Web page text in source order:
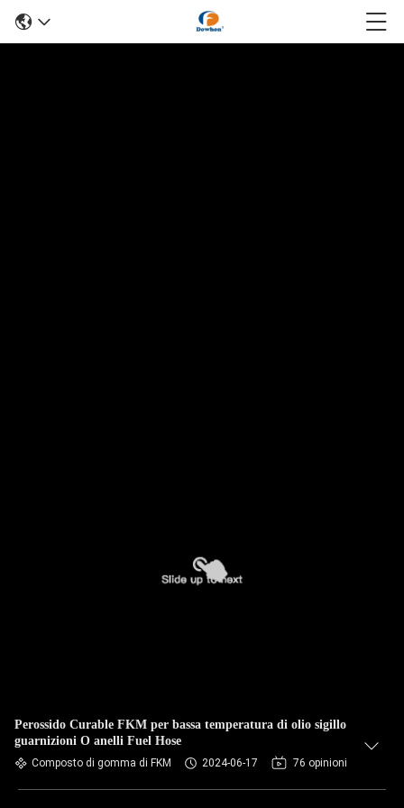
Perossido Curable FKM per bassa temperatura di olio sigillo
guarnizioni O anelli Fuel Hose
Composto di gomma di FKM 2024-06-17 76 opinioni